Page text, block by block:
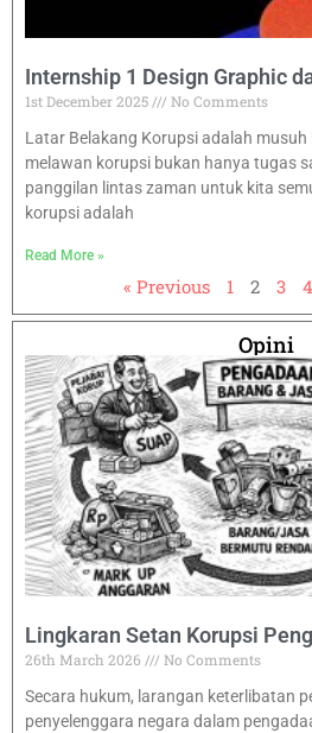
Internship 1 Design Graphic
1st December 2025
No Comments
Latar Belakang Korupsi adalah
melawan korupsi bukan hanya tugas
panggilan lintas zaman untuk kita
korupsi adalah
Read More »
« Previous 1 2 3 4
Opini
Lingkaran Setan Korupsi
26th March 2026
No Comments
Secara hukum, larangan keterlibatan
penyelenggara negara dalam